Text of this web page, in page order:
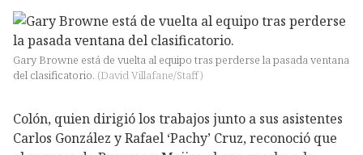
Gary Browne está de vuelta al equipo tras perderse la pasada ventana
del clasificatorio. (David Villafane/Staff)
Colón, quien dirigió los trabajos junto a sus asistentes
Carlos González y Rafael ‘Pachy’ Cruz, reconoció que